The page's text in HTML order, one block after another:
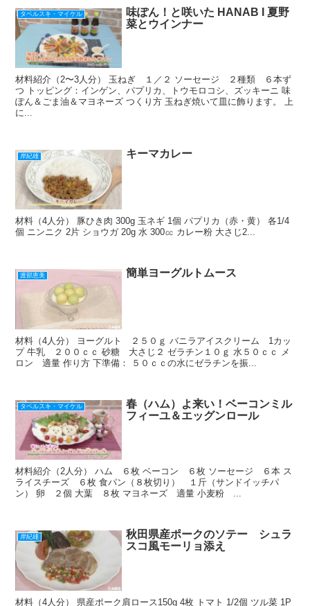
k
タベルスキ・マイケル
味ぽん！と咲いた HANAB I 夏野
菜とウインナー
材料紹介（2〜3人分） 玉ねぎ １／２ ソーセージ ２種類 ６本ず
つ トッピング：インゲン、パプリカ、トウモロコシ、ズッキーニ 味
ぽん＆ごま油＆マヨネーズ つくり方 玉ねぎ焼いて皿に飾ります。 上
に...
岸紀雄 キーマカレー
材料（4人分） 豚ひき肉 300g 玉ネギ 1個 パプリカ（赤・黄） 各1/4
個 ニンニク 2片 ショウガ 20g 水 300㏄ カレー粉 大さじ2...
渡部恵美 簡単ヨーグルトムース
材料（4人分） ヨーグルト ２５０ｇ バニラアイスクリーム 1カッ
プ 牛乳 ２００ｃｃ 砂糖 大さじ２ ゼラチン１０ｇ 水５０ｃｃ メ
ロン 適量 作り方 下準備： ５０ｃｃの水にゼラチンを振...
タベルスキ・マイケル
春（ハム）よ来い！ベーコンミル
フィーユ＆エッグンロール
材料紹介（2人分） ハム ６枚 ベーコン ６枚 ソーセージ ６本 ス
ライスチーズ ６枚 食パン（８枚切り） １斤（サンドイッチパ
ン） 卵 ２個 大葉 ８枚 マヨネーズ 適量 小麦粉 ...
岸紀雄
秋田県産ポークのソテー シュラ
スコ風モーリョ添え
材料（4人分） 県産ポーク肩ロース150g 4枚 トマト 1/2個 ツル菜 1P